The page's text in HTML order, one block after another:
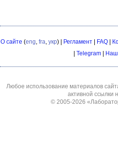
О сайте (eng, fra, укр) | Регламент| FAQ|
Telegram
Любое использование материалов
активной ссылки
© 2005-2026